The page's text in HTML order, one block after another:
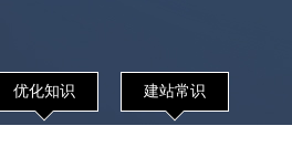
优化知识 建站常识